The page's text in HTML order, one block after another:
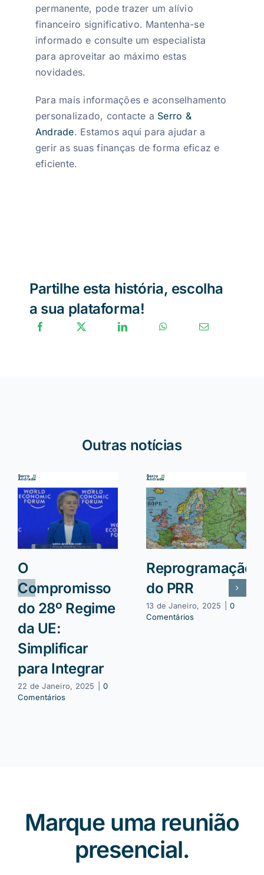
permanente, pode trazer um alívio
financeiro significativo. Mantenha-se
informado e consulte um especialista
para aproveitar ao máximo estas
novidades.
Para mais informações e aconselhamento
personalizado, contacte a Serro &
Andrade. Estamos aqui para ajudar a
gerir as suas finanças de forma eficaz e
eficiente.
Partilhe esta história, escolha
a sua plataforma!
Outras notícias
O
Compromisso
do 28º Regime
da UE:
Simplificar
para Integrar
22 de Janeiro, 2025
0
Comentários
Reprogramação
do PRR
13 de Janeiro, 2025
0
Comentários
Marque uma reunião
presencial.